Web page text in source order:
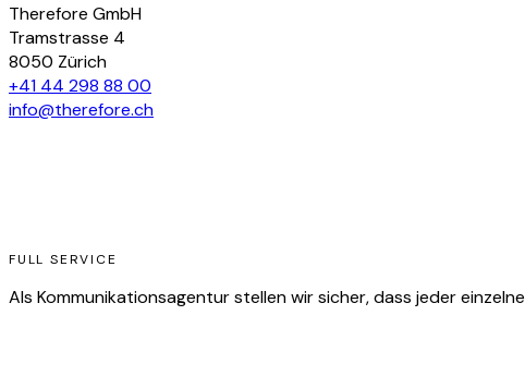
Therefore GmbH
Tramstrasse 4
8050 Zürich
+41 44 298 88 00
info@therefore.ch
FULL SERVICE
Als Kommunikationsagentur stellen wir sicher, dass jeder